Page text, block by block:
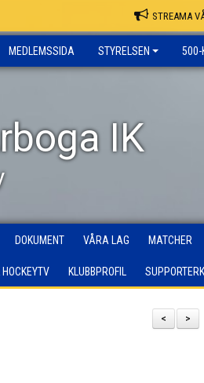
STREAMA
MEDLEMSSIDA STYRELSEN 500-
IK
DOKUMENT VÅRA LAG MATCHER
KLUBBPROFIL
>
<